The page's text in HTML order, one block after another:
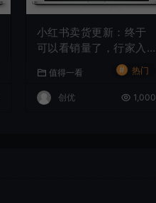
小红书卖货更新：终于
可以看销量了，行家入
值得一看 # 热门
创优 1,000